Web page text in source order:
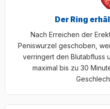
Der Ring
Nach Erreichen der
Peniswurzel geschoben,
verringert den Blutabfluss
maximal bis zu 30